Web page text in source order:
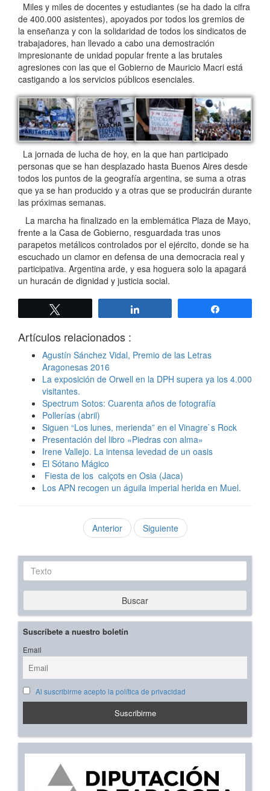
Miles y miles de docentes y estudiantes (se ha dado la cifra
de 400.000 asistentes), apoyados por todos los gremios de
la enseñanza y con la solidaridad de todos los sindicatos de
trabajadores, han llevado a cabo una demostración
impresionante de unidad popular frente a las brutales
agresiones con las que el Gobierno de Mauricio Macri está
castigando a los servicios públicos esenciales.
La jornada de lucha de hoy, en la que han participado
personas que se han desplazado hasta Buenos Aires desde
todos los puntos de la geografía argentina, se suma a otras
que ya se han producido y a otras que se producirán durante
las próximas semanas.
La marcha ha finalizado en la emblemática Plaza de Mayo,
frente a la Casa de Gobierno, resguardada tras unos
parapetos metálicos controlados por el ejército, donde se ha
escuchado un clamor en defensa de una democracia real y
participativa. Argentina arde, y esa hoguera solo la apagará
un huracán de dignidad y justicia social.
Artículos relacionados :
Agustín Sánchez Vidal, Premio de las Letras
Aragonesas 2016
La exposición de Orwell en la DPH supera ya los 4.000
visitantes.
Spectrum Sotos: Cuarenta años de fotografía
Pollerías (abril)
Siguen “Los lunes, merienda” en el Vinagre`s Rock
Presentación del libro «Piedras con alma»
Irene Vallejo. La intensa levedad de un oasis
El Sótano Mágico
Fiesta de los calçots en Osia (Jaca)
Los APN recogen un águila imperial herida en Muel.
Anterior Siguiente
Texto
Buscar
Suscríbete a nuestro boletín
Email
Al suscribirme acepto la política de privacidad